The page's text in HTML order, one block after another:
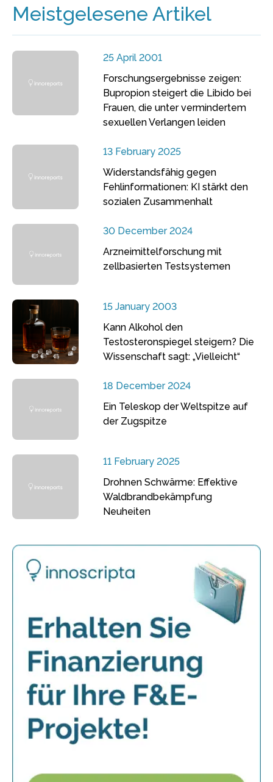
Meistgelesene Artikel
25 April 2001
Forschungsergebnisse zeigen:
Bupropion steigert die Libido bei
Frauen, die unter vermindertem
sexuellen Verlangen leiden
13 February 2025
Widerstandsfähig gegen
Fehlinformationen: KI stärkt den
sozialen Zusammenhalt
30 December 2024
Arzneimittelforschung mit
zellbasierten Testsystemen
15 January 2003
Kann Alkohol den
Testosteronspiegel steigern? Die
Wissenschaft sagt: „Vielleicht“
18 December 2024
Ein Teleskop der Weltspitze auf
der Zugspitze
11 February 2025
Drohnen Schwärme: Effektive
Waldbrandbekämpfung
Neuheiten